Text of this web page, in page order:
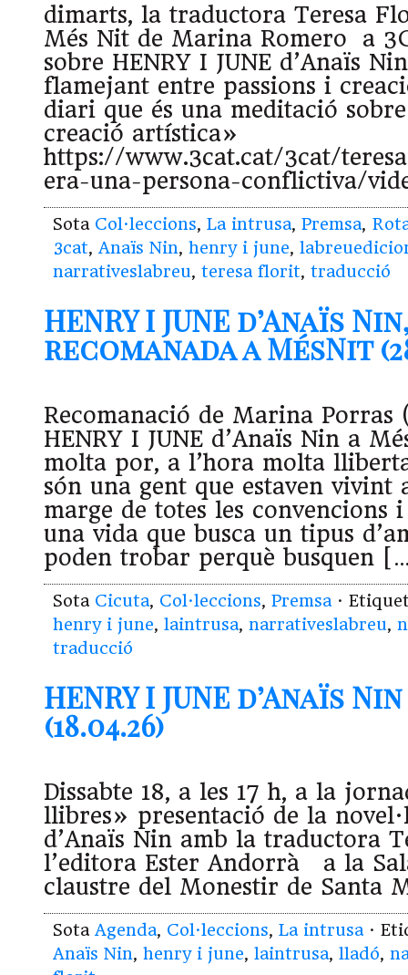
dimarts, la traductora Teresa
Més Nit de Marina Romero a
sobre HENRY I JUNE d’Anaïs
flamejant entre passions i
diari que és una meditació
creació artística»
https://www.3cat.cat/3cat/
era-una-persona-conflictiva/
Sota Col·leccions, La intrusa, Premsa,
3cat, Anaïs Nin, henry i june,
narrativeslabreu, teresa florit, traducció
HENRY I JUNE d’Anaïs
recomanada a MésNit
Recomanació de Marina Porras
HENRY I JUNE d’Anaïs Nin a
molta por, a l’hora molta
són una gent que estaven vivint
marge de totes les convencions
una vida que busca un tipus
poden trobar perquè busquen
Sota Cicuta, Col·leccions, Premsa ·
henry i june, laintrusa, narrativeslabreu,
traducció
HENRY I JUNE d’Anaïs
(18.04.26)
Dissabte 18, a les 17 h, a la
llibres» presentació de la
d’Anaïs Nin amb la traductora
l’editora Ester Andorrà a la
claustre del Monestir de Santa
Sota Agenda, Col·leccions, La intrusa ·
Anaïs Nin, henry i june, laintrusa, lladó,